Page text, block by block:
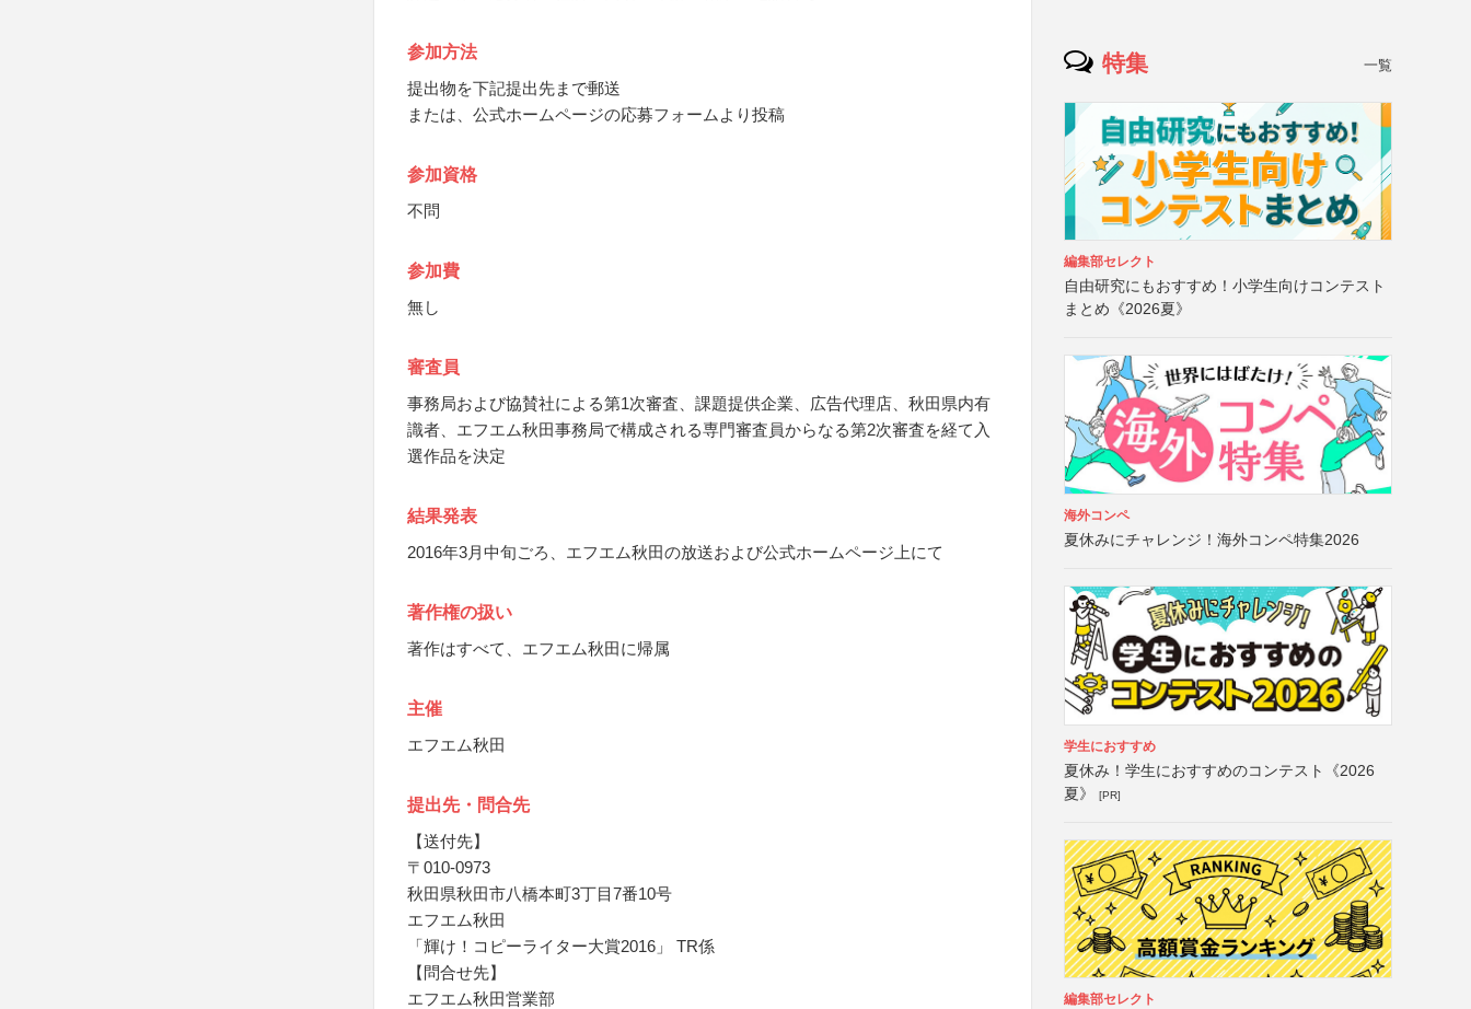
参加方法
提出物を下記提出先まで郵送
または、公式ホームページの応募フォームより投稿
参加資格
不問
参加費
無し
審査員
事務局および協賛社による第1次審査、課題提供企業、広告代理店、秋田県内有
識者、エフエム秋田事務局で構成される専門審査員からなる第2次審査を経て入
選作品を決定
結果発表
2016年3月中旬ごろ、エフエム秋田の放送および公式ホームページ上にて
著作権の扱い
著作はすべて、エフエム秋田に帰属
主催
エフエム秋田
提出先・問合先
【送付先】
〒010-0973
秋田県秋田市八橋本町3丁目7番10号
エフエム秋田
「輝け！コピーライター大賞2016」 TR係
【問合せ先】
エフエム秋田営業部
特集 一覧
編集部セレクト
自由研究にもおすすめ！小学生向けコンテスト
まとめ《2026夏》
海外コンペ
夏休みにチャレンジ！海外コンペ特集2026
学生におすすめ
夏休み！学生におすすめのコンテスト《2026
夏》
[PR]
編集部セレクト